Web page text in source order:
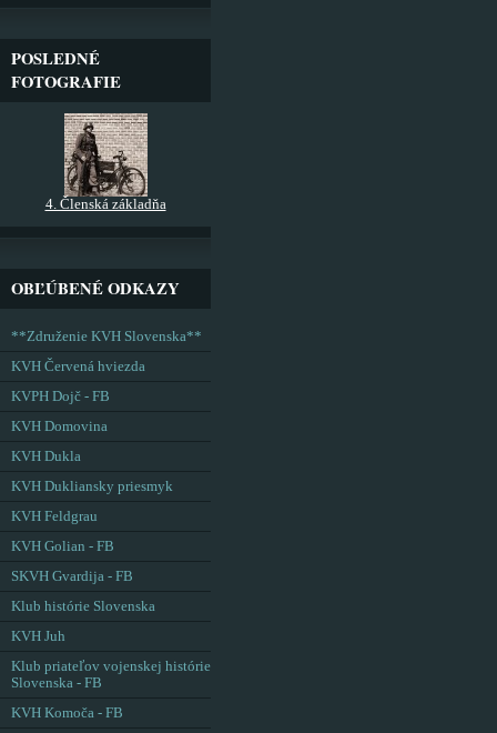
POSLEDNÉ
FOTOGRAFIE
4. Členská základňa
OBĽÚBENÉ ODKAZY
**Združenie KVH Slovenska**
KVH Červená hviezda
KVPH Dojč - FB
KVH Domovina
KVH Dukla
KVH Dukliansky priesmyk
KVH Feldgrau
KVH Golian - FB
SKVH Gvardija - FB
Klub histórie Slovenska
KVH Juh
Klub priateľov vojenskej histórie
Slovenska - FB
KVH Komoča - FB